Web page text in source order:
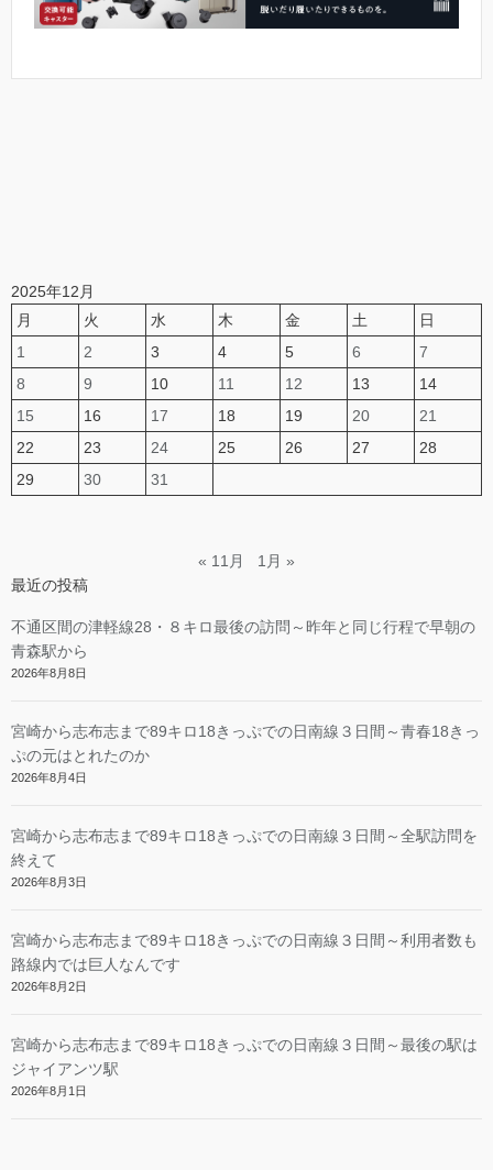
2025年12月
月
火 水 木 金 土
日
1
2 3 4 5 6
7
8
9 10 11 12 13
14
15
16 17 18 19 20
21
22
23 24 25 26 27
28
29
30 31
« 11月
1月 »
最近の投稿
不通区間の津軽線28・８キロ最後の訪問～昨年と同じ行程で早朝の
青森駅から
2026年8月8日
宮崎から志布志まで89キロ18きっぷでの日南線３日間～青春18きっ
ぷの元はとれたのか
2026年8月4日
宮崎から志布志まで89キロ18きっぷでの日南線３日間～全駅訪問を
終えて
2026年8月3日
宮崎から志布志まで89キロ18きっぷでの日南線３日間～利用者数も
路線内では巨人なんです
2026年8月2日
宮崎から志布志まで89キロ18きっぷでの日南線３日間～最後の駅は
ジャイアンツ駅
2026年8月1日